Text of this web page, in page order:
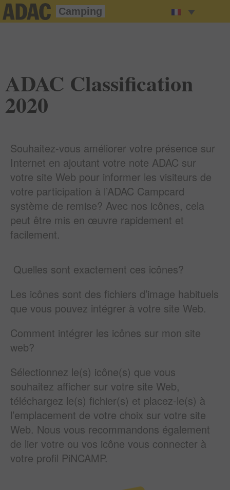
Camping
ADAC Classification
2020
Souhaitez-vous améliorer votre présence sur
Internet en ajoutant votre note ADAC sur
votre site Web pour informer les visiteurs de
votre participation à l’ADAC Campcard
système de remise? Avec nos icônes, cela
peut être mis en œuvre rapidement et
facilement.
Quelles sont exactement ces icônes?
Les icônes sont des fichiers d’image habituels
que vous pouvez intégrer à votre site Web.
Comment intégrer les icônes sur mon site
web?
Sélectionnez le(s) icône(s) que vous
souhaitez afficher sur votre site Web,
téléchargez le(s) fichier(s) et placez-le(s) à
l’emplacement de votre choix sur votre site
Web. Nous vous recommandons également
de lier votre ou vos icône vous connecter à
votre profil PiNCAMP.